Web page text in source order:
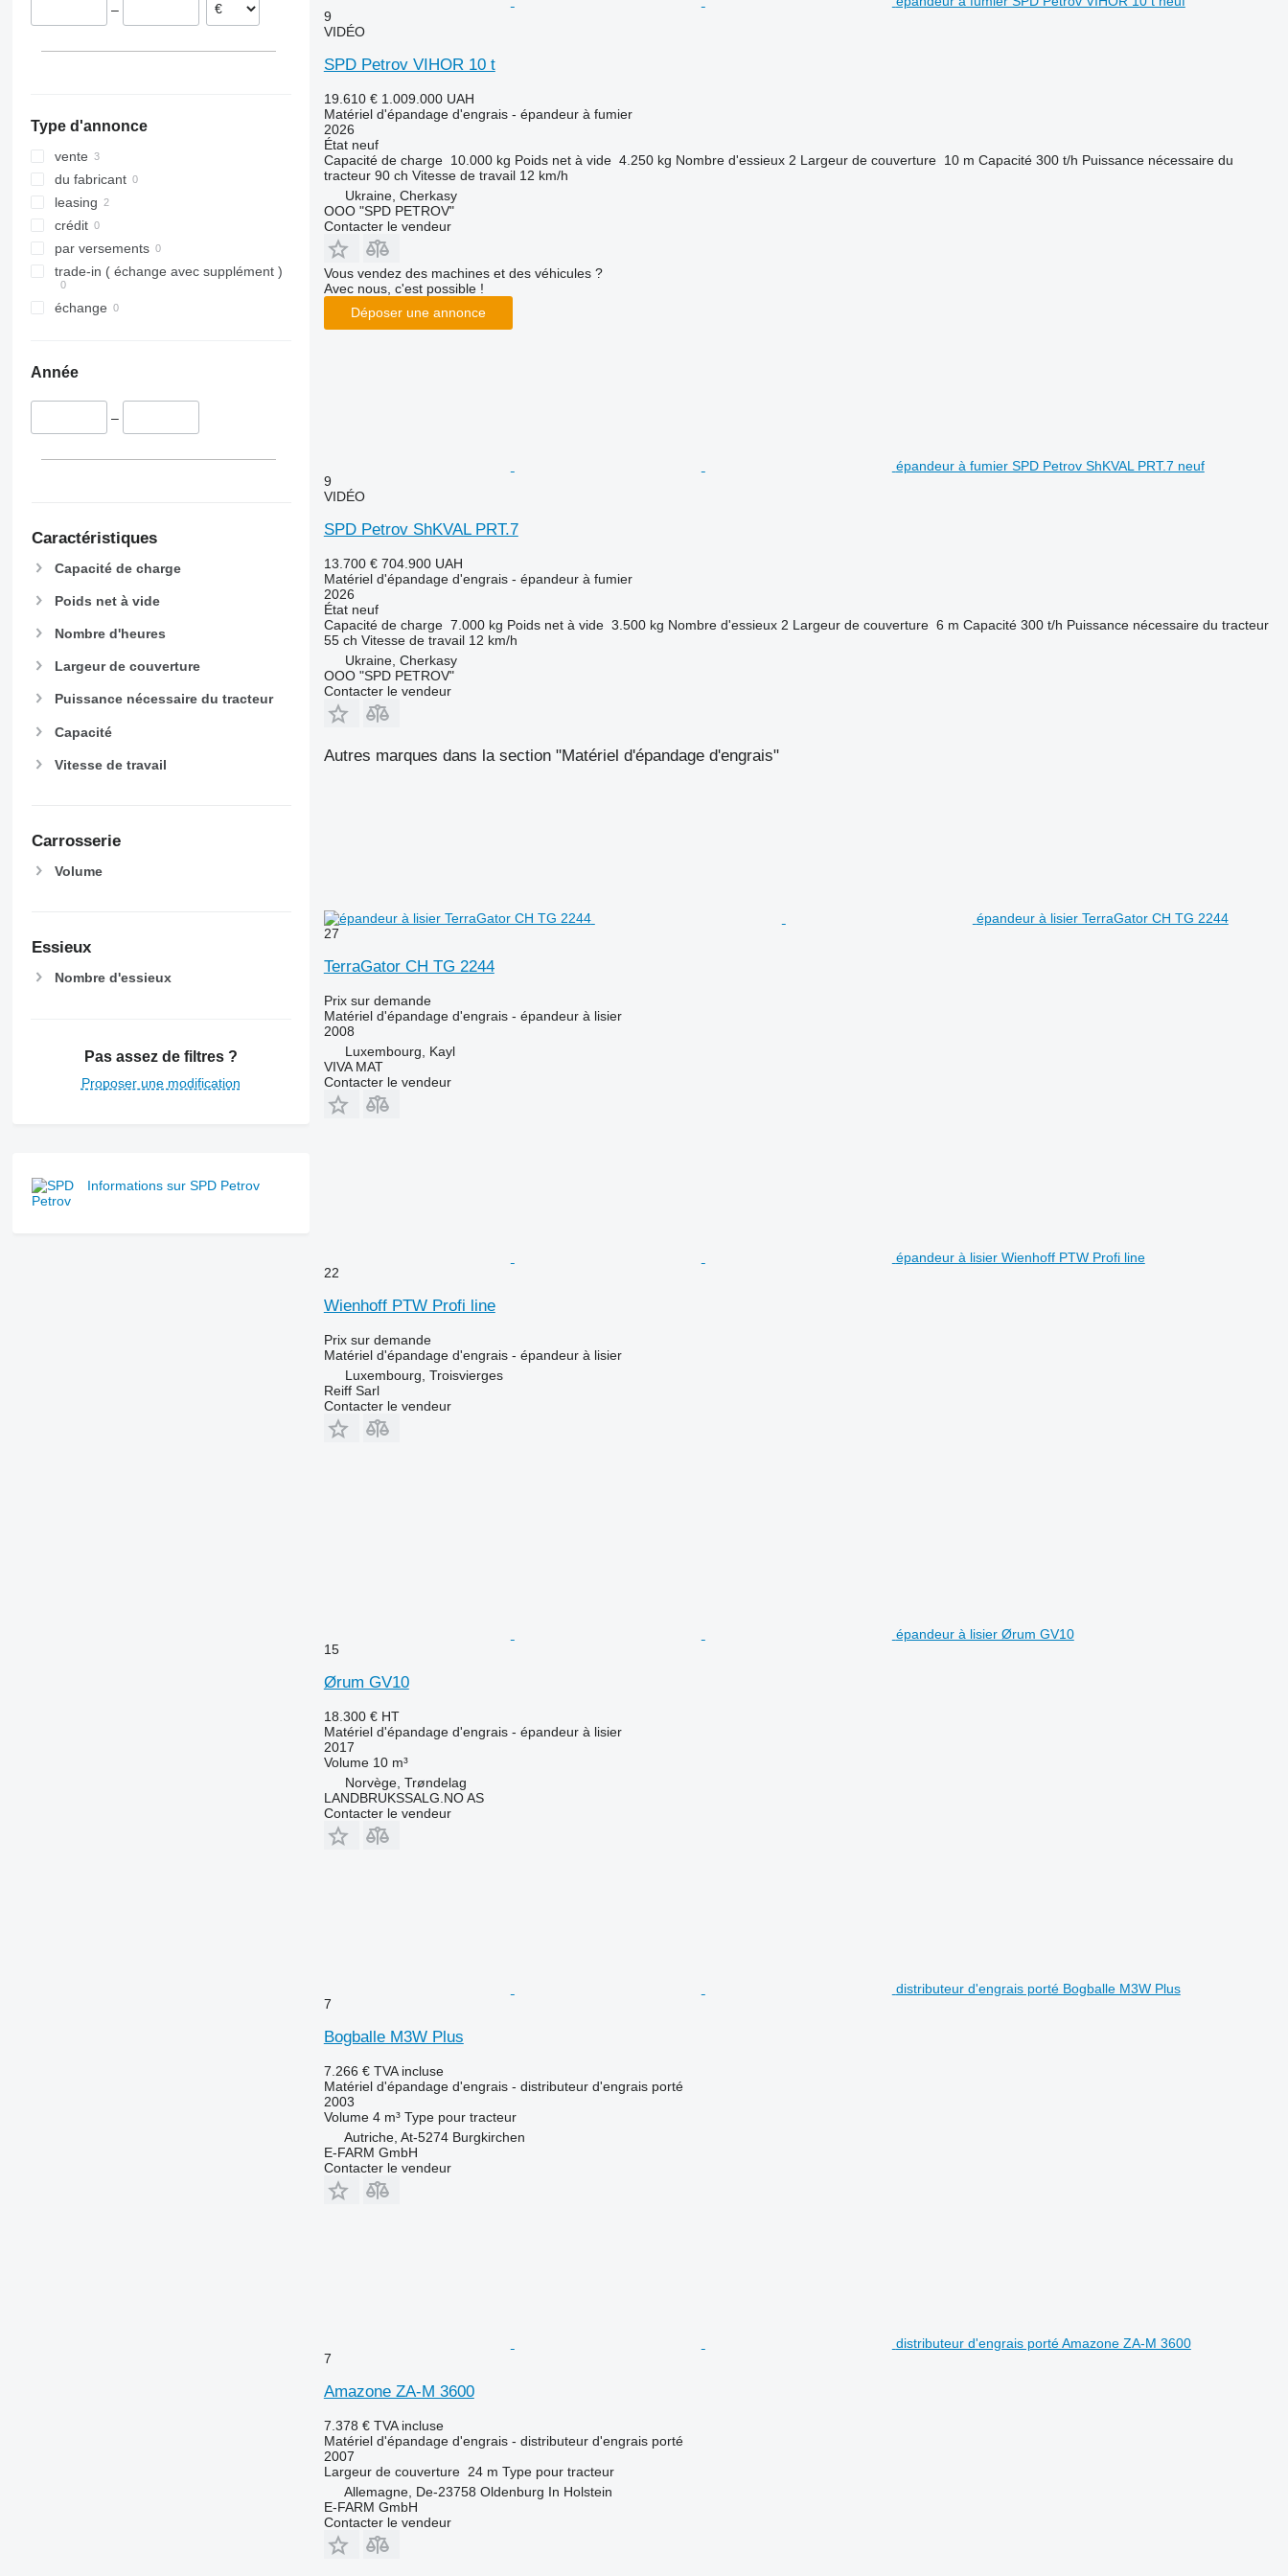
–
Type d'annonce
vente
du fabricant
leasing
crédit
par versements
trade-in ( échange avec supplément )
échange
Année
–
Caractéristiques
Capacité de charge
Poids net à vide
Nombre d'heures
Largeur de couverture
Puissance nécessaire du tracteur
Capacité
Vitesse de travail
Carrosserie
Volume
Essieux
Nombre d'essieux
Pas assez de filtres ?
Proposer une modification
Informations sur SPD Petrov
9
VIDÉO
SPD Petrov VIHOR 10 t
19.610 € 1.009.000 UAH
Matériel d'épandage d'engrais - épandeur à fumier
2026
Étatneuf
Capacité de charge 10.000 kg Poids net à vide 4.250 kg Nombre d'essieux 2 Largeur de couverture 10 m Capacité 300 t/h Puissance nécessaire du
tracteur 90 ch Vitesse de travail 12 km/h
Ukraine, Cherkasy
OOO "SPD PETROV"
Contacter le vendeur
Vous vendez des machines et des véhicules ?
Avec nous, c'est possible !
Déposer une annonce
épandeur à fumier SPD Petrov ShKVAL PRT.7 neuf
9
VIDÉO
SPD Petrov ShKVAL PRT.7
13.700 € 704.900 UAH
Matériel d'épandage d'engrais - épandeur à fumier
2026
Étatneuf
Capacité de charge 7.000 kg Poids net à vide 3.500 kg Nombre d'essieux 2 Largeur de couverture 6 m Capacité 300 t/h Puissance nécessaire du tracteur
55 ch Vitesse de travail 12 km/h
Ukraine, Cherkasy
OOO "SPD PETROV"
Contacter le vendeur
Autres marques dans la section "Matériel d'épandage d'engrais"
épandeur à lisier TerraGator CH TG 2244
27
TerraGator CH TG 2244
Prix sur demande
Matériel d'épandage d'engrais - épandeur à lisier
2008
Luxembourg, Kayl
VIVA MAT
Contacter le vendeur
épandeur à lisier Wienhoff PTW Profi line
22
Wienhoff PTW Profi line
Prix sur demande
Matériel d'épandage d'engrais - épandeur à lisier
Luxembourg, Troisvierges
Reiff Sarl
Contacter le vendeur
épandeur à lisier Ørum GV10
15
Ørum GV10
18.300 € HT
Matériel d'épandage d'engrais - épandeur à lisier
2017
Volume 10 m³
Norvège, Trøndelag
LANDBRUKSSALG.NO AS
Contacter le vendeur
distributeur d'engrais porté Bogballe M3W Plus
7
Bogballe M3W Plus
7.266 € TVA incluse
Matériel d'épandage d'engrais - distributeur d'engrais porté
2003
Volume 4 m³ Type pour tracteur
Autriche, At-5274 Burgkirchen
E-FARM GmbH
Contacter le vendeur
distributeur d'engrais porté Amazone ZA-M 3600
7
Amazone ZA-M 3600
7.378 € TVA incluse
Matériel d'épandage d'engrais - distributeur d'engrais porté
2007
Largeur de couverture 24 m Type pour tracteur
Allemagne, De-23758 Oldenburg In Holstein
E-FARM GmbH
Contacter le vendeur